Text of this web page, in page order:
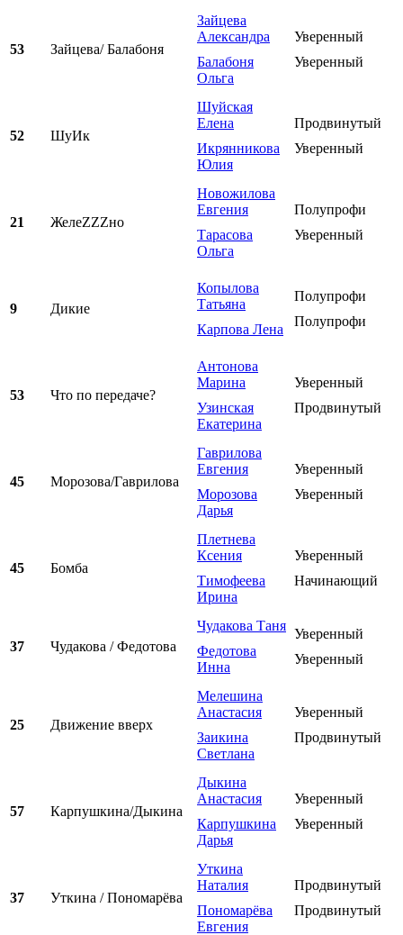
53 Зайцева/ Балабоня
Зайцева
Александра
Балабоня
Ольга
Уверенный
Уверенный
52 ШуИк
Шуйская
Елена
Икрянникова
Юлия
Продвинутый
Уверенный
21 ЖелеZZZно
Новожилова
Евгения
Тарасова
Ольга
Полупрофи
Уверенный
9 Дикие
Копылова
Татьяна
Карпова Лена
Полупрофи
Полупрофи
53 Что по передаче?
Антонова
Марина
Узинская
Екатерина
Уверенный
Продвинутый
45 Морозова/Гаврилова
Гаврилова
Евгения
Морозова
Дарья
Уверенный
Уверенный
45 Бомба
Плетнева
Ксения
Тимофеева
Ирина
Уверенный
Начинающий
37 Чудакова / Федотова
Чудакова Таня
Федотова
Инна
Уверенный
Уверенный
25 Движение вверх
Мелешина
Анастасия
Заикина
Светлана
Уверенный
Продвинутый
57 Карпушкина/Дыкина
Дыкина
Анастасия
Карпушкина
Дарья
Уверенный
Уверенный
37 Уткина / Пономарёва
Уткина
Наталия
Пономарёва
Евгения
Продвинутый
Продвинутый